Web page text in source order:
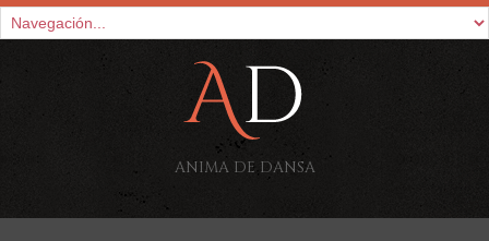
ANIMA DE DANSA